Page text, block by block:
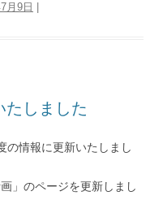
月9日
たしました
の情報に更新いたしまし
」のページを更新しまし